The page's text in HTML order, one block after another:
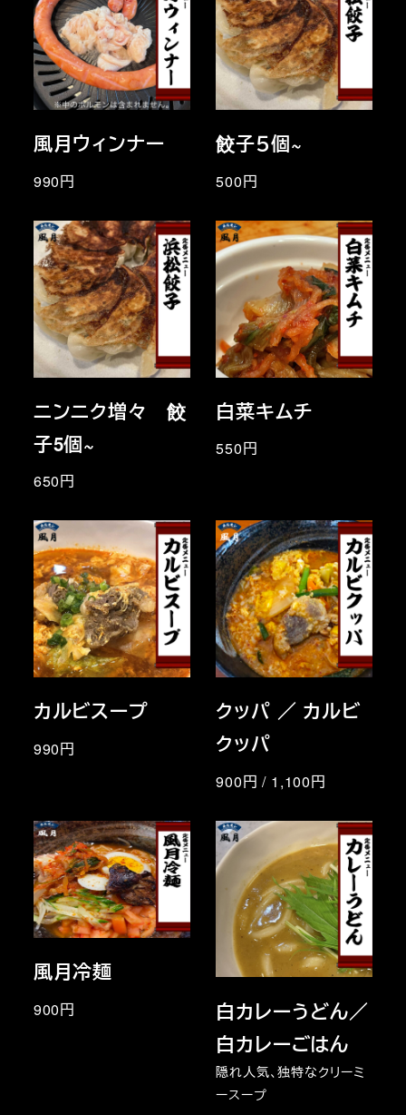
風月ウィンナー
990円
餃子５個~
500円
ニンニク増々 餃
子5個~
650円
白菜キムチ
550円
カルビスープ
990円
クッパ ／ カルビ
クッパ
900円 / 1,100円
風月冷麺
900円
白カレーうどん／
白カレーごはん
隠れ人気、独特なクリーミ
ースープ